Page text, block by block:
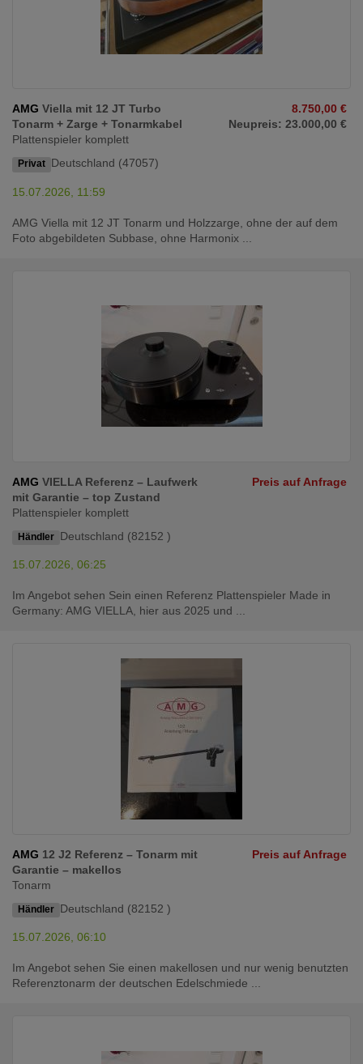
AMG Viella mit 12 JT Turbo
Tonarm + Zarge + Tonarmkabel
Plattenspieler komplett
Privat Deutschland (47057)
8.750,00 €
Neupreis: 23.000,00 €
15.07.2026, 11:59
AMG Viella mit 12 JT Tonarm und Holzzarge, ohne der auf dem
Foto abgebildeten Subbase, ohne Harmonix ...
AMG VIELLA Referenz – Laufwerk
mit Garantie – top Zustand
Plattenspieler komplett
Händler Deutschland (82152 )
Preis auf Anfrage
15.07.2026, 06:25
Im Angebot sehen Sein einen Referenz Plattenspieler Made in
Germany: AMG VIELLA, hier aus 2025 und ...
AMG 12 J2 Referenz – Tonarm mit
Garantie – makellos
Tonarm
Händler Deutschland (82152 )
Preis auf Anfrage
15.07.2026, 06:10
Im Angebot sehen Sie einen makellosen und nur wenig benutzten
Referenztonarm der deutschen Edelschmiede ...